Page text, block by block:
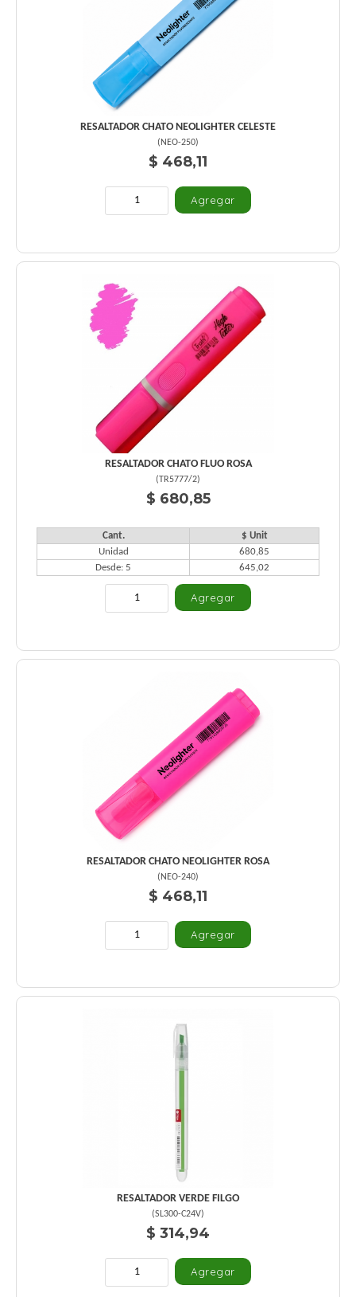
RESALTADOR CHATO NEOLIGHTER CELESTE
(NEO-250)
$ 468,11
RESALTADOR CHATO FLUO ROSA
( TR5777/2)
$ 680,85
Cant.
$ Unit
Unidad
680,85
Desde: 5
645,02
RESALTADOR CHATO NEOLIGHTER ROSA
(NEO-240)
$ 468,11
RESALTADOR VERDE FILGO
(SL300-C24V)
$ 314,94